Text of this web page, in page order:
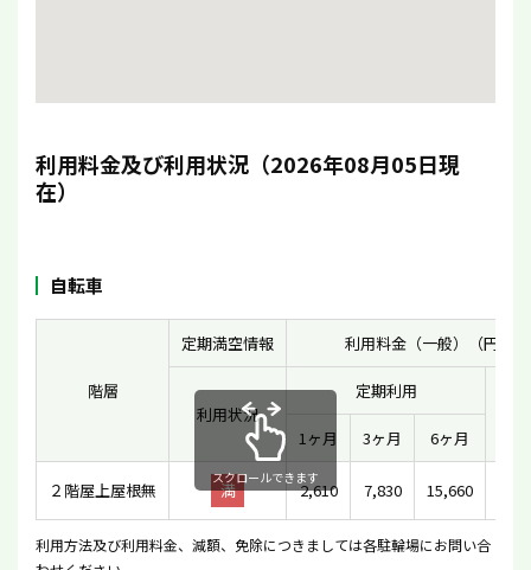
利用料金及び利用状況（2026年08月05日現
在）
自転車
階層
定期満空情報 利用料金（一般）（円）
利用状況
定期利用
1ヶ月
3ヶ月 6ヶ月
２階屋上屋根無 満 2,610 7,830 15,660
スクロールできます
利用方法及び利用料金、減額、免除につきましては各駐輪場にお問い合